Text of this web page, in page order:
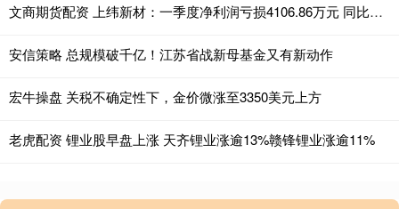
文商期货配资 上纬新材：一季度净利润亏损4106.86万元 同比转亏
安信策略 总规模破千亿！江苏省战新母基金又有新动作
宏牛操盘 关税不确定性下，金价微涨至3350美元上方
老虎配资 锂业股早盘上涨 天齐锂业涨逾13%赣锋锂业涨逾11%